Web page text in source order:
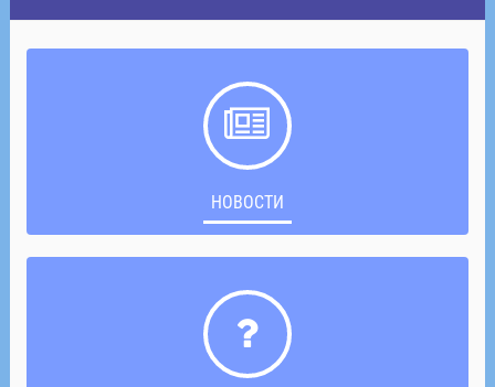
НОВОСТИ